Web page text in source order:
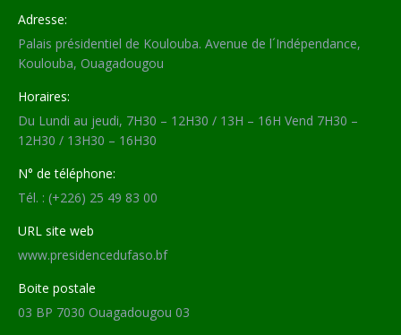
Adresse:
Palais présidentiel de Koulouba. Avenue de l´Indépendance,
Koulouba, Ouagadougou
Horaires:
Du Lundi au jeudi, 7H30 – 12H30 / 13H – 16H Vend 7H30 –
12H30 / 13H30 – 16H30
N° de téléphone:
Tél. : (+226) 25 49 83 00
URL site web
www.presidencedufaso.bf
Boite postale
03 BP 7030 Ouagadougou 03